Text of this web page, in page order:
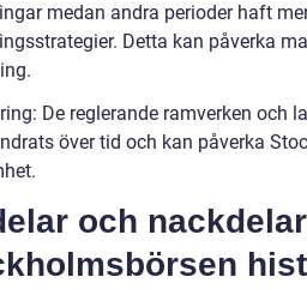
medan andra perioder haft
Detta kan påverka
De reglerande ramverken och
över tid och kan påverka
och